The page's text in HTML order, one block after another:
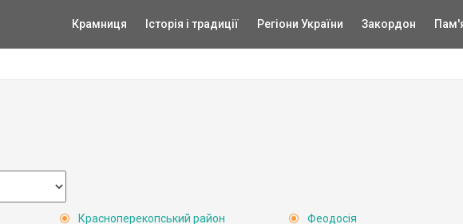
Крамниця Історія і традиції Регіони України Закордон
Красноперекопський район
Феодосія